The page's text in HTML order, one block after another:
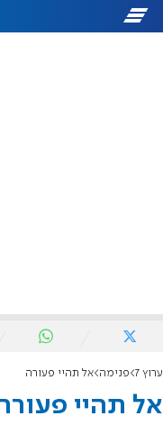
ערוץ 7 פנימה אל תהיי פעורה
אל תהיי